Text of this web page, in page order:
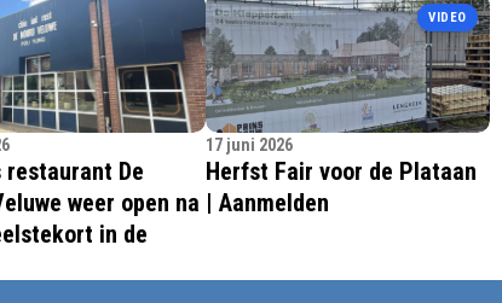
restaurant De
weer open na
in de
VIDEO
17 juni 2026
Herfst Fair voor de Plataan
| Aanmelden